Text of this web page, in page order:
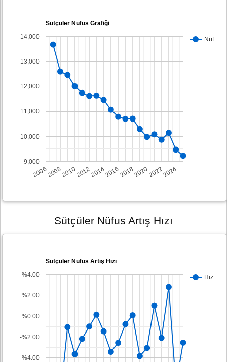
Sütçüler Nüfus Grafiği
Nüf…
2006200820102012201420162018202020222024
9,000
10,000
11,000
12,000
13,000
14,000
Sütçüler Nüfus Artış Hızı
Sütçüler Nüfus Artış Hızı
Hız
-%4.00
-%2.00
%0.00
%2.00
%4.00